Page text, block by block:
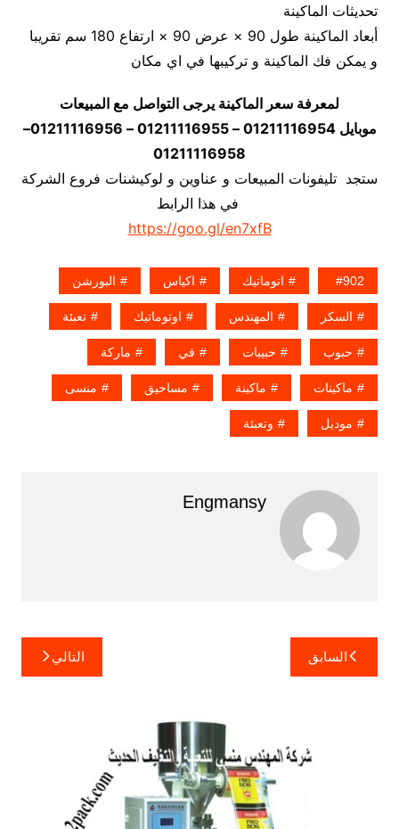
تحديثات الماكينة
أبعاد الماكينة طول 90 × عرض 90 × ارتفاع 180 سم تقريبا
و يمكن فك الماكينة و تركيبها في اي مكان
لمعرفة سعر الماكينة يرجى التواصل مع المبيعات
موبايل 01211116954 – 01211116955 – 01211116956–
01211116958
ستجد تليفونات المبيعات و عناوين و لوكيشنات فروع الشركة
في هذا الرابط
https://goo.gl/en7xfB
902 اتوماتيك اكياس البورشن
السكر المهندس اوتوماتيك تعبئة
حبوب حبيبات في ماركة
ماكينات ماكينة مساحيق منسى
موديل وتعبئة
Engmansy
تصفّح
المقالات
السابق التالي